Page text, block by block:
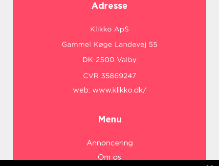
Adresse
web: www.klikko.dk/
Menu
Annoncering
Om os